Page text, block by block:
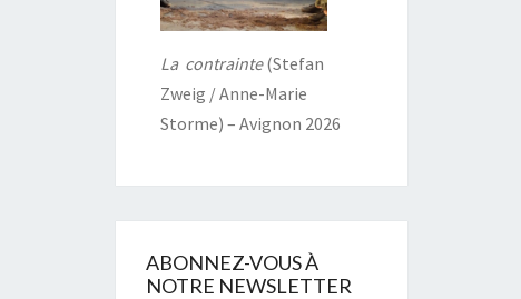
La contrainte(Stefan
Zweig / Anne-Marie
Storme) – Avignon 2026
ABONNEZ-VOUS À
NOTRE NEWSLETTER